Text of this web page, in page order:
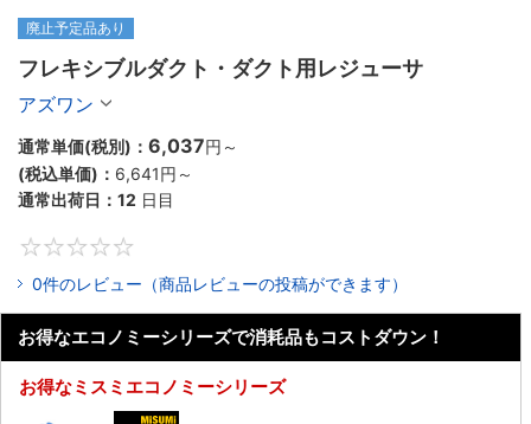
廃止予定品あり
フレキシブルダクト・ダクト用レジューサ
アズワン
通常単価(税別)： 6,037円 ～
(税込単価)： 6,641円 ～
通常出荷日： 12 日目
0件のレビュー（商品レビューの投稿ができます）
お得なエコノミーシリーズで消耗品もコストダウン！
お得なミスミエコノミーシリーズ